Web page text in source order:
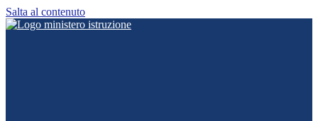
Salta al contenuto